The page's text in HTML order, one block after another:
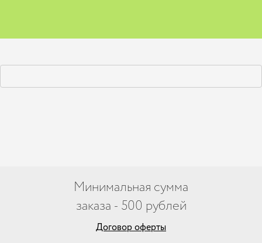
Минимальная сумма
заказа - 500 рублей
Договор оферты